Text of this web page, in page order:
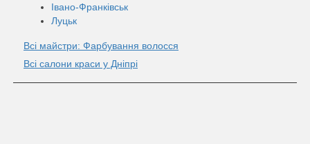
Івано-Франківськ
Луцьк
Всі майстри: Фарбування волосся
Всі салони краси у Дніпрі